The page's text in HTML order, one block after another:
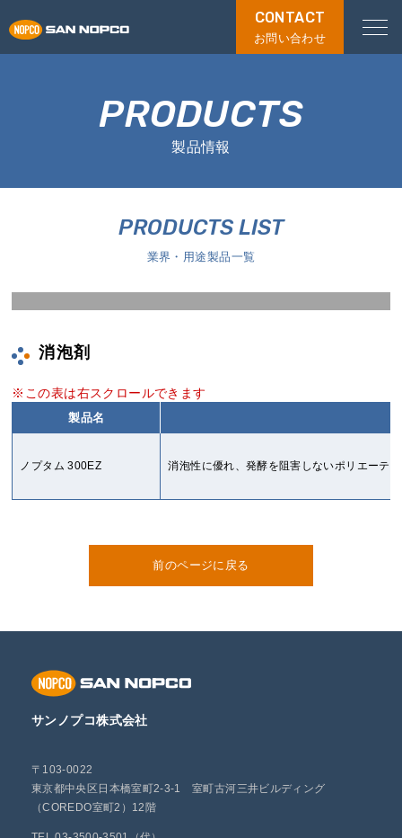
CONTACT
お問い合わせ
PRODUCTS
製品情報
PRODUCTS LIST
業界・用途製品一覧
消泡剤
製品名
ノプタム 300EZ 消泡性に優れ、発酵を阻害しないポリエーテ
前のページに戻る
サンノプコ株式会社
〒103-0022
東京都中央区日本橋室町2-3-1 室町古河三井ビルディング
（COREDO室町2）12階